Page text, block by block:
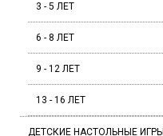
3 - 5 ЛЕТ
6 - 8 ЛЕТ
9 - 12 ЛЕТ
13 - 16 ЛЕТ
ДЕТСКИЕ НАСТОЛЬНЫЕ ИГРЫ